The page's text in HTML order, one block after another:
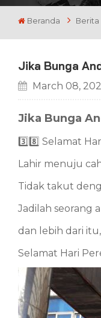
Beranda Berita
Jika Bunga
March 08,
Jika Bunga
3️⃣️8️⃣ Selamat
Lahir menuju
Tidak takut
Jadilah seorang
dan lebih dari
Selamat Hari